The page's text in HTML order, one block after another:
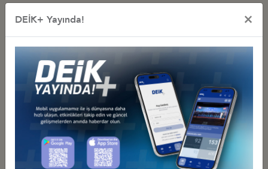
Türkiye - Azerbaycan
DEİK+ Yayında! ×